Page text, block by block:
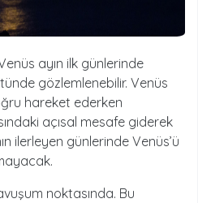
ayın ilk günlerinde
gözlemlenebilir. Venüs
hareket ederken
açısal mesafe giderek
ilerleyen günlerinde Venüs’ü
noktasında. Bu